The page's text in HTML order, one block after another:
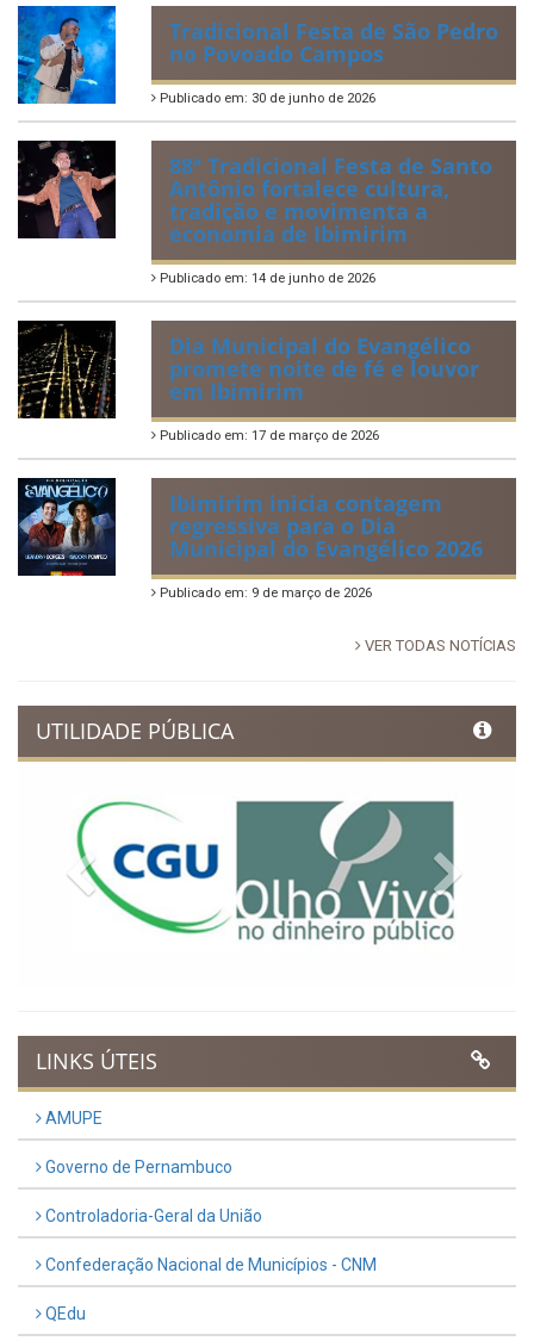
Tradicional Festa de São Pedro
no Povoado Campos
Publicado em: 30 de junho de 2026
88ª Tradicional Festa de Santo
Antônio fortalece cultura,
tradição e movimenta a
economia de Ibimirim
Publicado em: 14 de junho de 2026
Dia Municipal do Evangélico
promete noite de fé e louvor
em Ibimirim
Publicado em: 17 de março de 2026
Ibimirim inicia contagem
regressiva para o Dia
Municipal do Evangélico 2026
Publicado em: 9 de março de 2026
VER TODAS NOTÍCIAS
UTILIDADE PÚBLICA
Previous
LINKS ÚTEIS
AMUPE
Governo de Pernambuco
Controladoria-Geral da União
Confederação Nacional de Municípios - CNM
QEdu